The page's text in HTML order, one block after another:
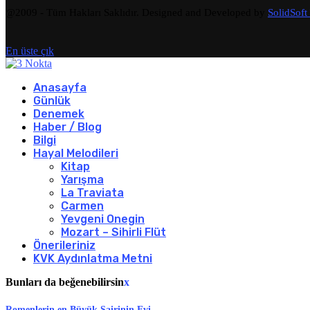
SolidSoft
En üste çık
Anasayfa
Günlük
Denemek
Haber / Blog
Bilgi
Hayal Melodileri
Kitap
Yarışma
La Traviata
Carmen
Yevgeni Onegin
Mozart – Sihirli Flüt
Önerileriniz
KVK Aydınlatma Metni
Bunları da beğenebilirsinx